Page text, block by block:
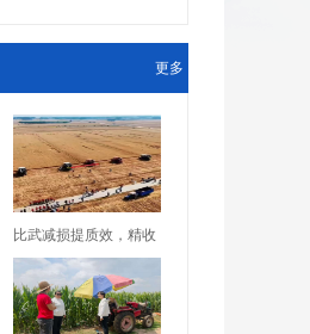
更多
比武减损提质效，精收